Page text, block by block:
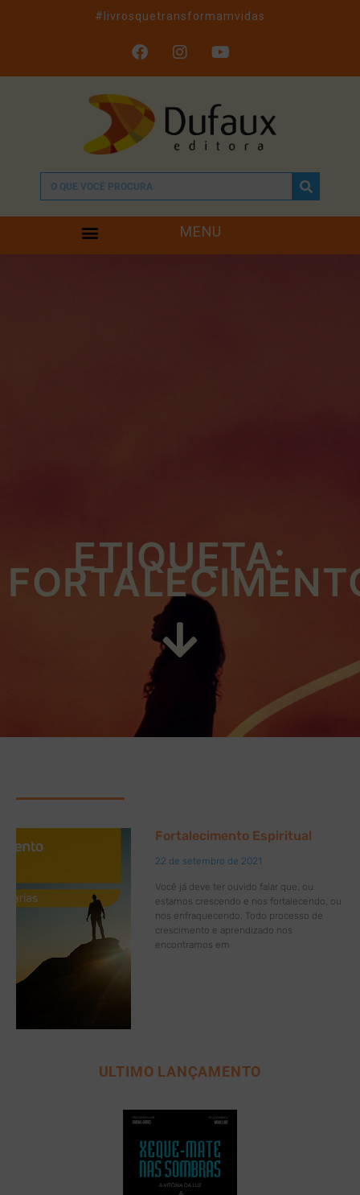
#livrosquetransformamvidas
MENU
ETIQUETA:
Fortalecimento Espiritual
22 de setembro de 2021
Você já deve ter ouvido falar que, ou
estamos crescendo e nos fortalecendo, ou
nos enfraquecendo. Todo processo de
crescimento e aprendizado nos
encontramos em
ULTIMO LANÇAMENTO